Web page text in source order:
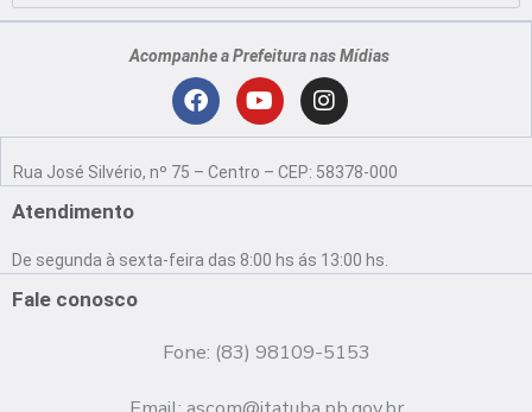
Acompanhe a Prefeitura nas Mídias
F
c
o
o
Y
u
b
e
I
n
s
g
r
Rua José Silvério, nº 75 – Centro – CEP: 58378-000
Atendimento
De segunda à sexta-feira das 8:00 hs ás 13:00 hs.
Fale conosco
Fone: (83) 98109-5153